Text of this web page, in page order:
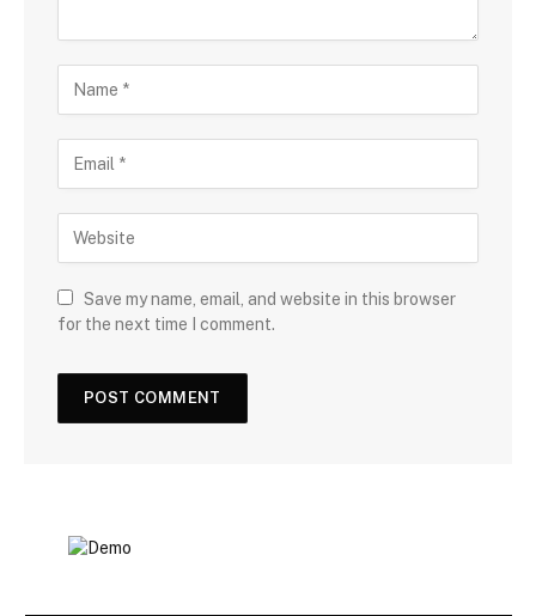
Save my name, email, and website in this browser
for the next time I comment.